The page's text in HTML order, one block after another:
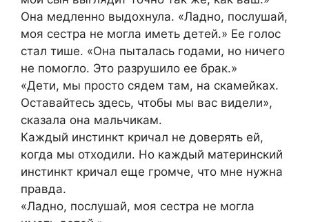
Она медленно выдохнула. «Ладно, послушай,
моя сестра не могла иметь детей.» Ее голос
стал тише. «Она пыталась годами, но ничего
не помогло. Это разрушило ее брак.»
«Дети, мы просто сядем там, на скамейках.
Оставайтесь здесь, чтобы мы вас видели»,
сказала она мальчикам.
Каждый инстинкт кричал не доверять ей,
когда мы отходили. Но каждый материнский
инстинкт кричал еще громче, что мне нужна
правда.
«Ладно, послушай, моя сестра не могла